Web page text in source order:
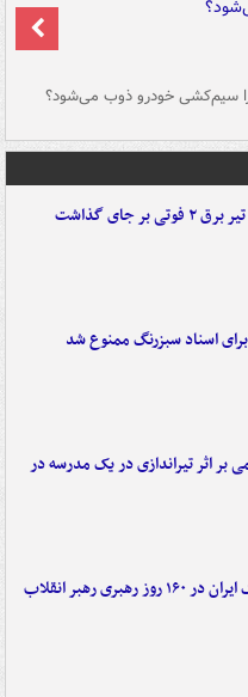
سیم‌کشی خودرو ذوب می‌شود؟
بر جای گذاشت
اسناد سبزرنگ ممنوع شد
بر اثر تیراندازی در یک مدرسه در